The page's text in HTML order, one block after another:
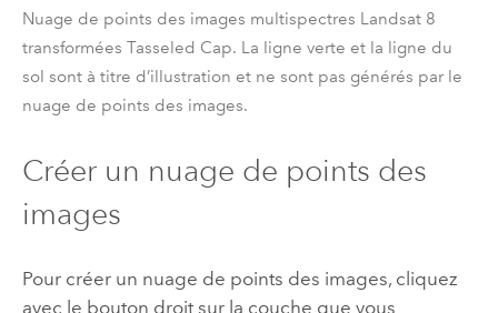
Nuage de points des images multispectres Landsat 8
transformées Tasseled Cap. La ligne verte et la ligne du
sol sont à titre d’illustration et ne sont pas générés par le
nuage de points des images.
Créer un nuage de points des
images
Pour créer un nuage de points des images, cliquez
avec le bouton droit sur la couche que vous